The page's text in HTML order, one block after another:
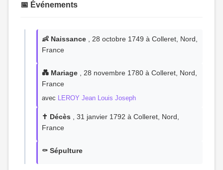
📅 Événements
👶 Naissance , 28 octobre 1749 à Colleret, Nord,
France
💑 Mariage , 28 novembre 1780 à Colleret, Nord,
France
avec LEROY Jean Louis Joseph
✝️ Décès , 31 janvier 1792 à Colleret, Nord,
France
⚰️ Sépulture